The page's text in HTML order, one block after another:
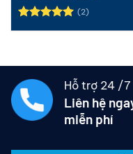
Được xếp
(2)
Hỗ trợ 24 /7
Liên hệ
miễn phí